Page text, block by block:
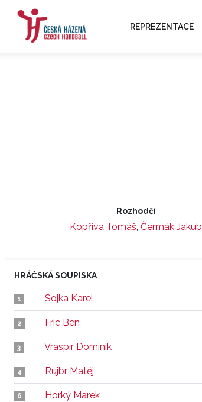
REPREZENTACE
Rozhodčí
Kopřiva Tomáš, Čermák Jakub
HRÁČSKÁ SOUPISKA
1 Sojka Karel
2 Fric Ben
3 Vraspír Dominik
4 Rujbr Matěj
6 Horký Marek